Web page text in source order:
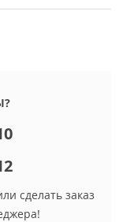
сделать заказ